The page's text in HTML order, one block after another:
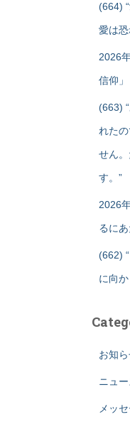
(664)
愛は
2026
信仰」
(663)
れた
せん
す。”
2026
るにあ
(662)
に向
お知
ニュー
メッ